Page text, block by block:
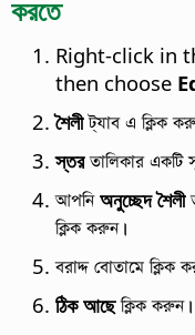
করতে
Right-click in
then choose
শৈলীট্যাব এ ক্লিক
স্তরতালিকার একটি
আপনিঅনুচ্ছেদ শৈলী
ক্লিক করুন।
বরাদ্দ বোতামে ক্লিক
ঠিক আছেক্লিক করুন।